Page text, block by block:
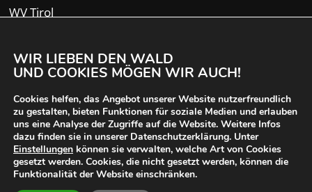
WV Tirol
WIR LIEBEN DEN WALD
UND COOKIES MÖGEN WIR AUCH!
Cookies helfen, das Angebot unserer Website nutzerfreundlich
zu gestalten, bieten Funktionen für soziale Medien und erlauben
uns eine Analyse der Zugriffe auf die Website. Weitere Infos
dazu finden sie in unserer Datenschutzerklärung. Unter
Einstellungen können sie verwalten, welche Art von Cookies
gesetzt werden. Cookies, die nicht gesetzt werden, können die
Funktionalität der Website einschränken.